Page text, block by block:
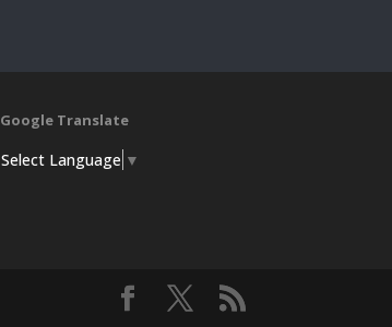
Google Translate
Select Language ▼